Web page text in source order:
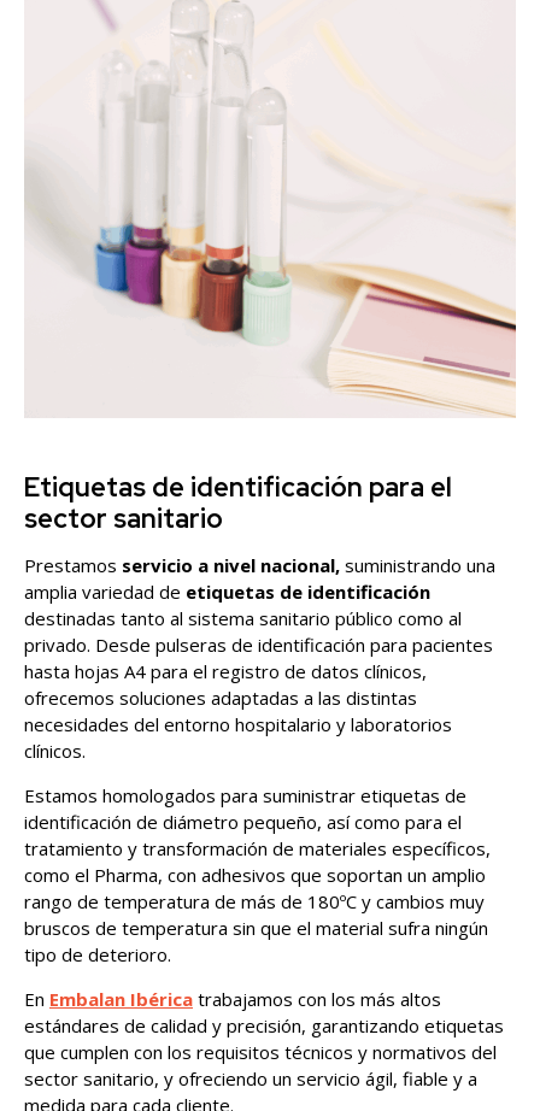
Etiquetas de identificación para el
sector sanitario
Prestamos servicio a nivel nacional, suministrando una
amplia variedad de etiquetas de identificación
destinadas tanto al sistema sanitario público como al
privado. Desde pulseras de identificación para pacientes
hasta hojas A4 para el registro de datos clínicos,
ofrecemos soluciones adaptadas a las distintas
necesidades del entorno hospitalario y laboratorios
clínicos.
Estamos homologados para suministrar etiquetas de
identificación de diámetro pequeño, así como para el
tratamiento y transformación de materiales específicos,
como el Pharma, con adhesivos que soportan un amplio
rango de temperatura de más de 180ºC y cambios muy
bruscos de temperatura sin que el material sufra ningún
tipo de deterioro.
En Embalan Ibérica trabajamos con los más altos
estándares de calidad y precisión, garantizando etiquetas
que cumplen con los requisitos técnicos y normativos del
sector sanitario, y ofreciendo un servicio ágil, fiable y a
medida para cada cliente.